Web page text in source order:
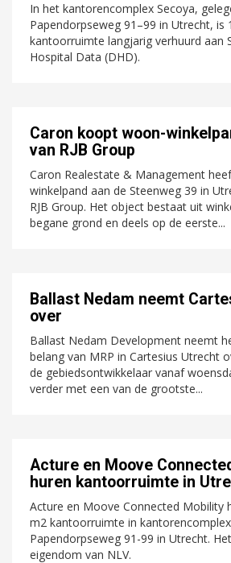
In het kantorencomplex Secoya,
Papendorpseweg 91–99 in Utrecht, is
kantoorruimte langjarig verhuurd aan
Hospital Data (DHD).
Caron koopt woon-
van RJB Group
Caron Realestate & Management
winkelpand aan de Steenweg 39 in
RJB Group. Het object bestaat uit
begane grond en deels op de eerste...
Ballast Nedam neemt
over
Ballast Nedam Development neemt
belang van MRP in Cartesius Utrecht
de gebiedsontwikkelaar vanaf
verder met een van de grootste...
Acture en Moove
huren kantoorruimte in
Acture en Moove Connected Mobility
m2 kantoorruimte in
Papendorpseweg 91-99 in Utrecht.
eigendom van NLV.